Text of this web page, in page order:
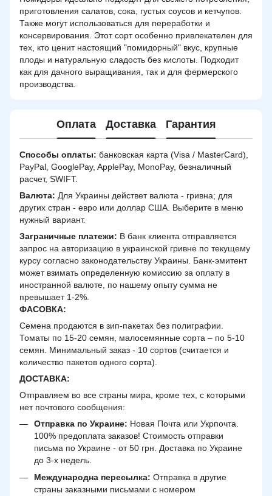
приготовления салатов, сока, густых соусов и кетчупов.
Также могут использоваться для переработки и
консервирования. Этот сорт особенно привлекателен для
тех, кто ценит настоящий "помидорный" вкус, крупные
плоды и натуральную сладость без кислоты. Подходит
как для дачного выращивания, так и для фермерского
производства.
Оплата Доставка Гарантия
Способы оплаты: банковская карта (Visa / MasterCard),
PayPal, GooglePay, ApplePay, MonoPay, безналичный
расчет, SWIFT.
Валюта: Для Украины действет валюта - гривна; для
других стран - евро или доллар США. Выберите в меню
нужный вариант.
Заграничные платежи: В банк клиента отправляется
запрос на авторизацию в украинской гривне по текущему
курсу согласно законодательству Украины. Банк-эмитент
может взимать определенную комиссию за оплату в
иностранной валюте, по нашему опыту сумма не
превышает 1-2%.
ФАСОВКА:
Семена продаются в зип-пакетах без полиграфии.
Томаты по 15-20 семян, малосемянные сорта – по 5-10
семян. Минимальный заказ - 10 сортов (считается и
количество пакетов одного сорта).
ДОСТАВКА:
Отправляем во все страны мира, кроме тех, с которыми
нет почтового сообщения:
Отправка по Украине: Новая Почта или Укрпочта.
100% предоплата заказов! Стоимость отправки
письма по Украине - от 50 грн. Доставка по Украине
до 3-х недель.
Международна пересылка: Отправка в другие
страны заказными письмами с номером